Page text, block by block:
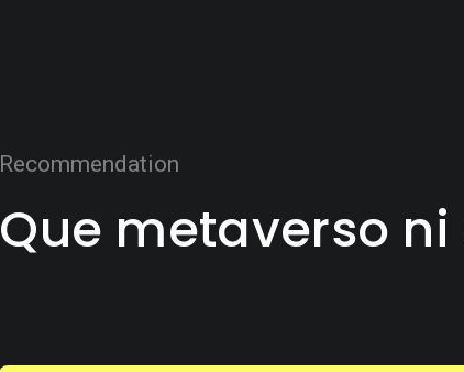
Recommendation
Que metaverso